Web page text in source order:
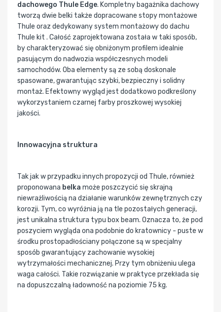
dachowego Thule Edge. Kompletny bagażnika dachowy
tworzą dwie belki także dopracowane stopy montażowe
Thule oraz dedykowany system montażowy do dachu
Thule kit . Całość zaprojektowana została w taki sposób,
by charakteryzować się obniżonym profilem idealnie
pasującym do nadwozia współczesnych modeli
samochodów. Oba elementy są ze sobą doskonale
spasowane, gwarantując szybki, bezpieczny i solidny
montaż. Efektowny wygląd jest dodatkowo podkreślony
wykorzystaniem czarnej farby proszkowej wysokiej
jakości.
Innowacyjna struktura
Tak jak w przypadku innych propozycji od Thule, również
proponowana belka może poszczycić się skrajną
niewrażliwością na działanie warunków zewnętrznych czy
korozji. Tym, co wyróżnia ją na tle pozostałych generacji,
jest unikalna struktura typu box beam. Oznacza to, że pod
poszyciem wygląda ona podobnie do kratownicy - puste w
środku prostopadłościany połączone są w specjalny
sposób gwarantujący zachowanie wysokiej
wytrzymałości mechanicznej. Przy tym obniżeniu ulega
waga całości. Takie rozwiązanie w praktyce przekłada się
na dopuszczalną ładowność na poziomie 75 kg.